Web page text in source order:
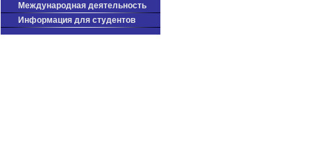
Международная деятельность
Информация для студентов